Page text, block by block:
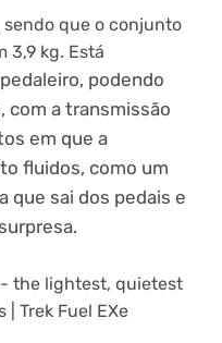
sendo que o conjunto
3,9 kg. Está
podendo
com a transmissão
em que a
fluidos, como um
que sai dos pedais e
- the lightest, quietest
Trek Fuel EXe